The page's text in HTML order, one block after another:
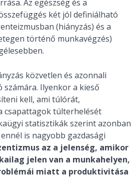
Az egészség és a
két jól definiálható
(hiányzás) és a
történő munkavégzés)
közvetlen és azonnali
Ilyenkor a kieső
kell, ami túlórát,
csapattagok túlterhelését
statisztikák szerint azonban
is nagyobb gazdasági
az a jelenség, amikor
jelen van a munkahelyen,
miatt a produktivitása